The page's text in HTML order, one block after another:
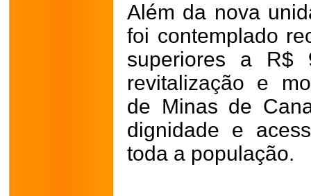
Além da nova
foi contemplado
superiores a R$
revitalização e
de Minas de
dignidade e
toda a população.